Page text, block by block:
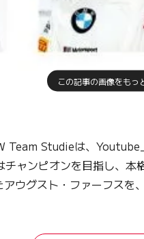
この記事の画像をもっ
Studieは、
ャンピオンを目指し、
ウグスト・ファーフス